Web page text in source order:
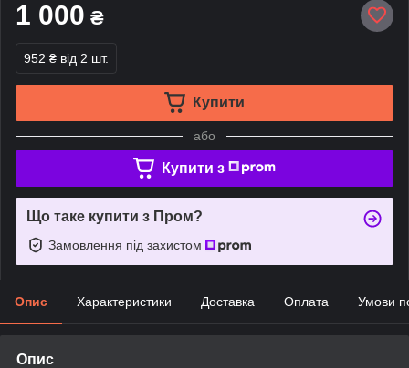
1 000 ₴
952 ₴ від 2 шт.
Купити
або
Купити з
Що таке купити з Пром?
Замовлення під захистом
Опис Характеристики Доставка Оплата Умови
Опис